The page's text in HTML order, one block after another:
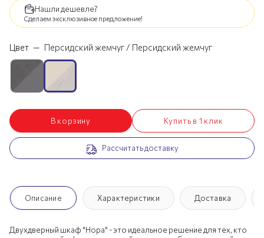
Нашли дешевле?
Сделаем эксклюзивное предложение!
Цвет — Персидский жемчуг / Персидский жемчуг
В корзину Купить в 1 клик
Рассчитать доставку
Описание Характеристики Доставка
Двухдверный шкаф "Нора" - это идеальное решение для тех, кто